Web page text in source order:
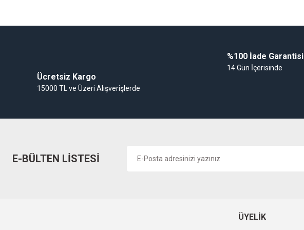
Ücretsiz Kargo
15000 TL ve Üzeri Alışverişlerde
%100 İade Garantisi
14 Gün İçerisinde
E-BÜLTEN LİSTESİ
ÜYELIK